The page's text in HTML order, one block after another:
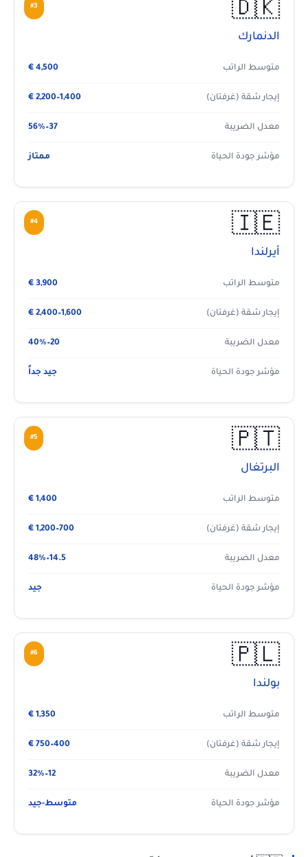
#3 🇩🇰
الدنمارك
متوسط الراتب 4,500 €
إيجار شقة (غرفتان) 1,400–2,200 €
معدل الضريبة 37–56%
مؤشر جودة الحياة ممتاز
#4 🇮🇪
أيرلندا
متوسط الراتب 3,900 €
إيجار شقة (غرفتان) 1,600–2,400 €
معدل الضريبة 20–40%
مؤشر جودة الحياة جيد جداً
#5 🇵🇹
البرتغال
متوسط الراتب 1,400 €
إيجار شقة (غرفتان) 700–1,200 €
معدل الضريبة 14.5–48%
مؤشر جودة الحياة جيد
#6 🇵🇱
بولندا
متوسط الراتب 1,350 €
إيجار شقة (غرفتان) 400–750 €
معدل الضريبة 12–32%
مؤشر جودة الحياة متوسط-جيد